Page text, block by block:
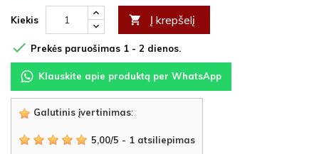
Kiekis  Į krepšelį
 Prekės paruošimas 1 - 2 dienos.
Klauskite apie produktą per WhatsApp
Galutinis įvertinimas:
5,00/5 - 1 atsiliepimas